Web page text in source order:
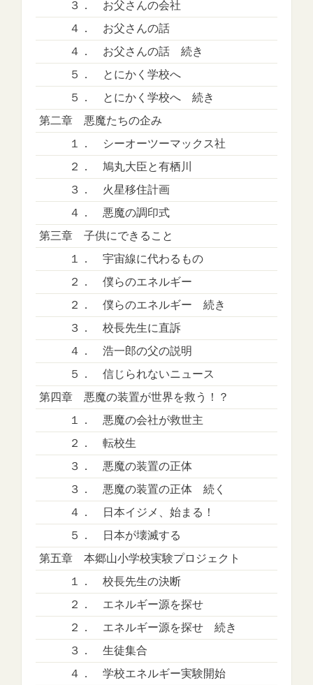
３． お父さんの会社
４． お父さんの話
４． お父さんの話 続き
５． とにかく学校へ
５． とにかく学校へ 続き
第二章 悪魔たちの企み
１． シーオーツーマックス社
２． 鳩丸大臣と有栖川
３． 火星移住計画
４． 悪魔の調印式
第三章 子供にできること
１． 宇宙線に代わるもの
２． 僕らのエネルギー
２． 僕らのエネルギー 続き
３． 校長先生に直訴
４． 浩一郎の父の説明
５． 信じられないニュース
第四章 悪魔の装置が世界を救う！？
１． 悪魔の会社が救世主
２． 転校生
３． 悪魔の装置の正体
３． 悪魔の装置の正体 続く
４． 日本イジメ、始まる！
５． 日本が壊滅する
第五章 本郷山小学校実験プロジェクト
１． 校長先生の決断
２． エネルギー源を探せ
２． エネルギー源を探せ 続き
３． 生徒集合
４． 学校エネルギー実験開始